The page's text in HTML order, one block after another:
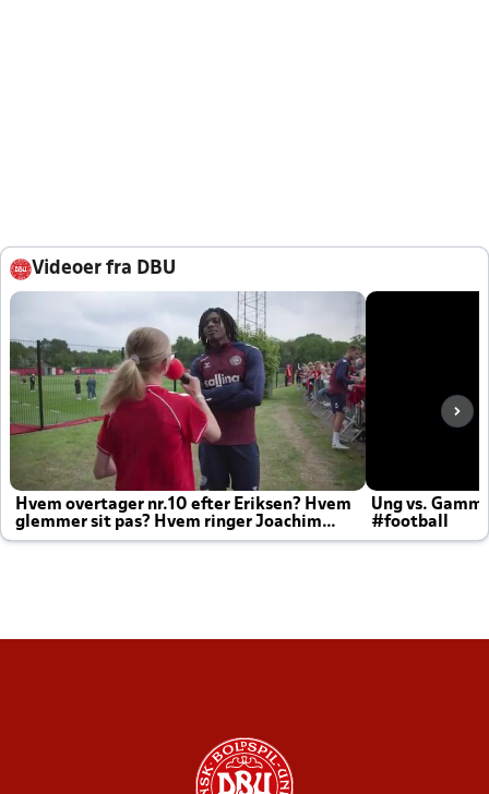
Videoer fra DBU
Hvem overtager nr.10 efter Eriksen? Hvem
glemmer sit pas? Hvem ringer Joachim
altid til efter kampe?
Ung vs.
#football